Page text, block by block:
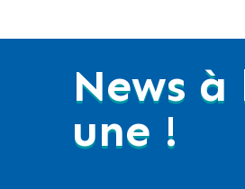
News à
une !